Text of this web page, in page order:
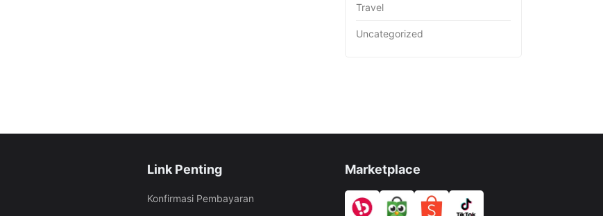
Travel
Uncategorized
Link Penting
Konfirmasi Pembayaran
Marketplace